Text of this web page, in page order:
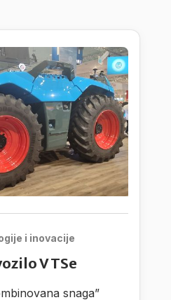
i inovacije
VTSe
snaga”